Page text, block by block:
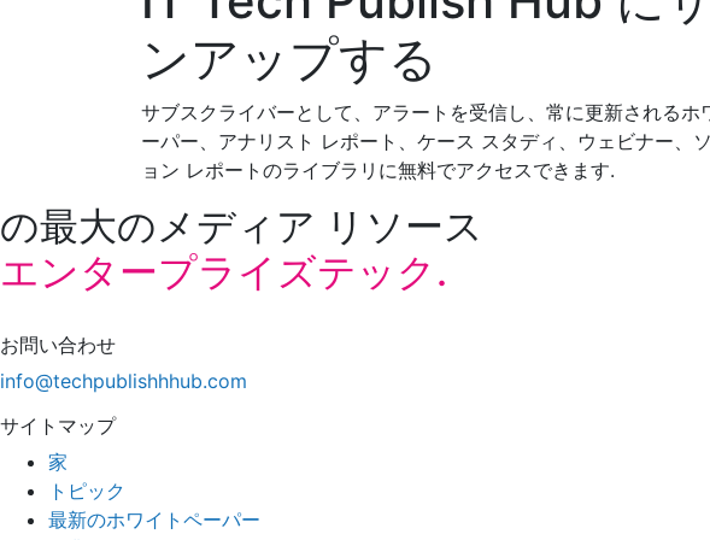
ンアップする
サブスクライバーとして、アラートを受信し、常に更新されるホ
ーパー、アナリスト レポート、ケース スタディ、ウェビナー、
ョン レポートのライブラリに無料でアクセスできます.
の最大のメディア リソース
エンタープライズテック.
お問い合わせ
info@techpublishhhub.com
サイトマップ
家
トピック
最新のホワイトペーパー